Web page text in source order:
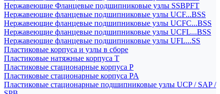
Нержавеющие Фланцевые подшипниковые узлы SSBPFT
Нержавеющие фланцевые подшипниковые узлы UCF...BSS
Нержавеющие фланцевые подшипниковые узлы UCFC...BSS
Нержавеющие фланцевые подшипниковые узлы UCFL...BSS
Нержавеющие фланцевые подшипниковые узлы UFL...SS
Пластиковые корпуса и узлы в сборе
Пластиковые натяжные корпуса T
Пластиковые стационарные корпуса P
Пластиковые стационарные корпуса PA
Пластиковые стационарные подшипниковые узлы UCP / SAP /